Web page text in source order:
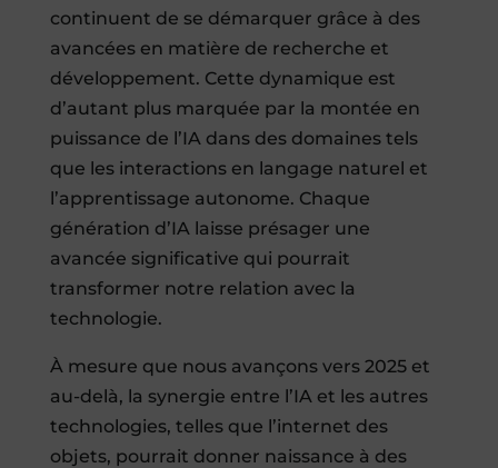
continuent de se démarquer grâce à des
avancées en matière de recherche et
développement. Cette dynamique est
d’autant plus marquée par la montée en
puissance de l’IA dans des domaines tels
que les interactions en langage naturel et
l’apprentissage autonome. Chaque
génération d’IA laisse présager une
avancée significative qui pourrait
transformer notre relation avec la
technologie.
À mesure que nous avançons vers 2025 et
au-delà, la synergie entre l’IA et les autres
technologies, telles que l’internet des
objets, pourrait donner naissance à des